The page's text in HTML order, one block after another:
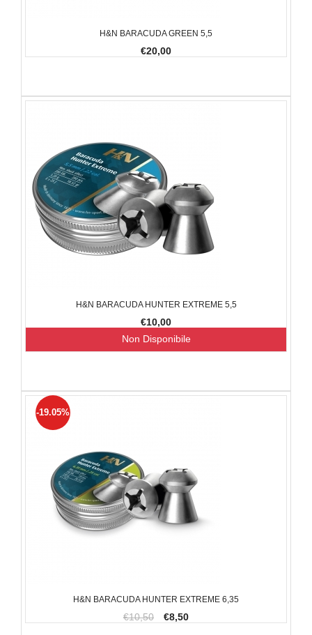
H&N BARACUDA GREEN 5,5
€20,00
H&N BARACUDA HUNTER EXTREME 5,5
€10,00
Non Disponibile
H&N BARACUDA HUNTER EXTREME 6,35
€10,50 €8,50
-19.05%